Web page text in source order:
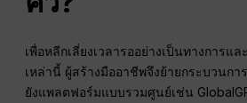
เพื่อหลีกเลี่ยงเวลารออย่างเป็นทางการแ
เหล่านี้ ผู้สร้างมืออาชีพจึงย้ายกระบวนกา
ยังแพลตฟอร์มแบบรวมศูนย์เช่น